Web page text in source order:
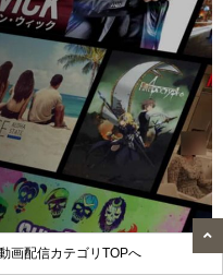
画配信カテゴリTOPへ